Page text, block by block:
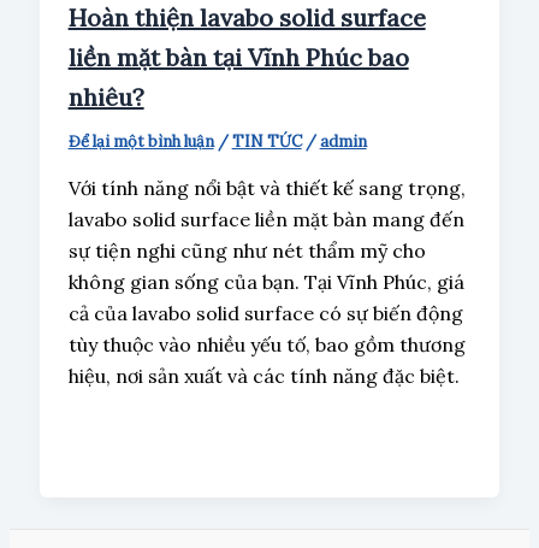
Hoàn thiện lavabo solid surface
liền mặt bàn tại Vĩnh Phúc bao
nhiêu?
Để lại một bình luận /TIN TỨC/admin
Với tính năng nổi bật và thiết kế sang trọng,
lavabo solid surface liền mặt bàn mang đến
sự tiện nghi cũng như nét thẩm mỹ cho
không gian sống của bạn. Tại Vĩnh Phúc, giá
cả của lavabo solid surface có sự biến động
tùy thuộc vào nhiều yếu tố, bao gồm thương
hiệu, nơi sản xuất và các tính năng đặc biệt.